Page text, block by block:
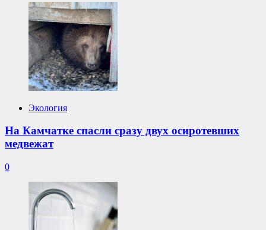
Экология
На Камчатке спасли сразу двух осиротевших
медвежат
0